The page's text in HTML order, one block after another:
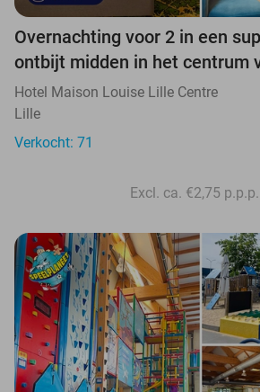
Overnachting voor 2 in een
ontbijt midden in het centrum
Hotel Maison Louise Lille Centre
Lille
Verkocht: 71
Excl. ca. €2,75